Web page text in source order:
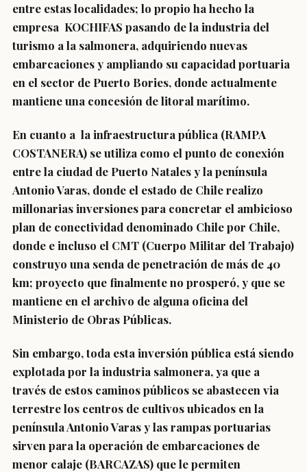
entre estas localidades; lo propio ha hecho la
empresa KOCHIFAS pasando de la industria del
turismo a la salmonera, adquiriendo nuevas
embarcaciones y ampliando su capacidad portuaria
en el sector de Puerto Bories, donde actualmente
mantiene una concesión de litoral marítimo.
En cuanto a la infraestructura pública (RAMPA
COSTANERA) se utiliza como el punto de conexión
entre la ciudad de Puerto Natales y la península
Antonio Varas, donde el estado de Chile realizo
millonarias inversiones para concretar el ambicioso
plan de conectividad denominado Chile por Chile,
donde e incluso el CMT (Cuerpo Militar del Trabajo)
construyo una senda de penetración de más de 40
km; proyecto que finalmente no prosperó, y que se
mantiene en el archivo de alguna oficina del
Ministerio de Obras Públicas.
Sin embargo, toda esta inversión pública está siendo
explotada por la industria salmonera, ya que a
través de estos caminos públicos se abastecen via
terrestre los centros de cultivos ubicados en la
península Antonio Varas y las rampas portuarias
sirven para la operación de embarcaciones de
menor calaje (BARCAZAS) que le permiten